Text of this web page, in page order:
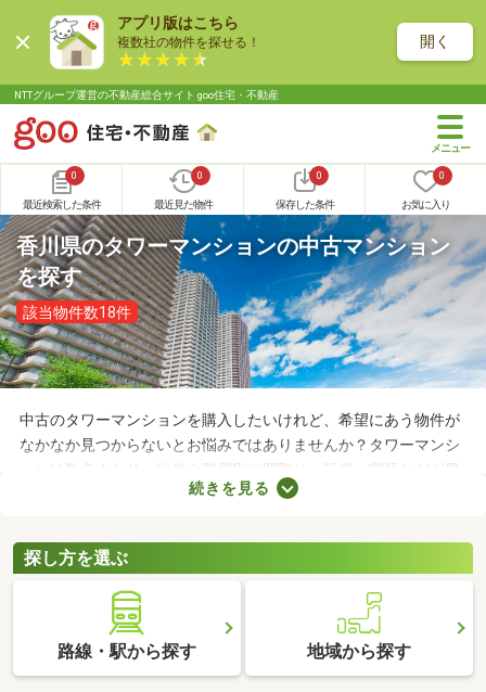
アプリ版はこちら
複数社の物件を探せる！ 開く
NTTグループ運営の不動産総合サイト goo住宅・不動産
0
最近検索した条件
0
最近見た物件
0
保存した条件
0
お気に入り
香川県のタワーマンションの中古マンション
を探す
該当物件数18件
中古のタワーマンションを購入したいけれど、希望にあう物件が
なかなか見つからないとお悩みではありませんか？タワーマンシ
ョンは数多くあり、物件や階層別に間取り・設備・家賃などが異
なります。複数の物件を比較したうえで、希望にあうお部屋を見
ますので、物件の特徴を見比べてみましょう。
続きを見る
探し方を選ぶ
路線・駅から探す 地域から探す